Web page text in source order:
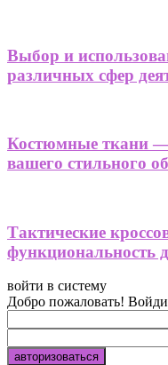
Выбор и
различных сфер
Костюмные ткани
вашего стильного
Тактические
функциональность
войти в систему
Добро пожаловать!